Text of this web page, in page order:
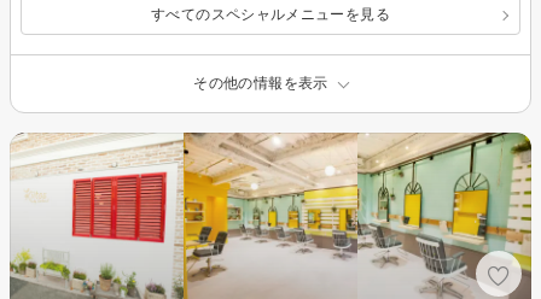
すべてのスペシャルメニューを見る
その他の情報を表示